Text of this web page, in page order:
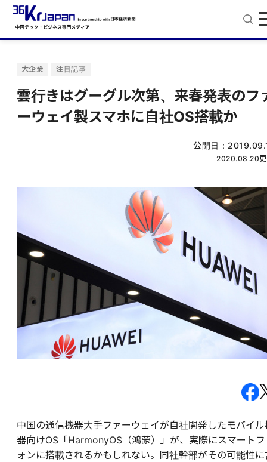
大企業 注目記事
雲行きはグーグル次第、来春発表のフ
ーウェイ製スマホに自社OS搭載か
公開日：
2020.08.20
中国の通信機器大手ファーウェイが自社開発したモバイル
器向けOS「HarmonyOS（鴻蒙）」が、実際にスマートフ
ォンに搭載されるかもしれない。同社幹部がその可能性に